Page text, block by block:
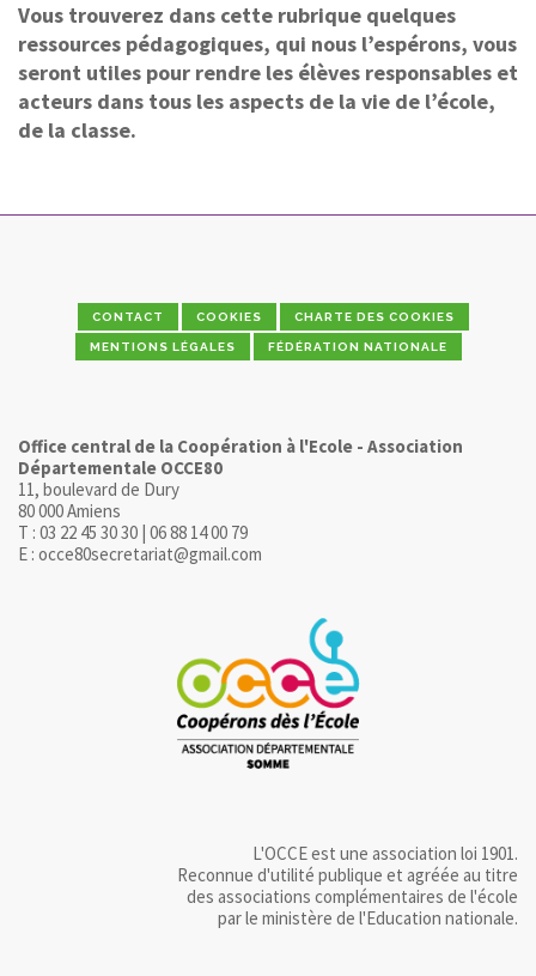
Vous trouverez dans cette rubrique quelques
ressources pédagogiques, qui nous l’espérons, vous
seront utiles pour rendre les élèves responsables et
acteurs dans tous les aspects de la vie de l’école,
de la classe.
CONTACT COOKIES CHARTE DES COOKIES
MENTIONS LÉGALES FÉDÉRATION NATIONALE
Office central de la Coopération à l'Ecole - Association
Départementale OCCE80
11, boulevard de Dury
80 000 Amiens
T : 03 22 45 30 30 | 06 88 14 00 79
E : occe80secretariat@gmail.com
L'OCCE est une association loi 1901.
Reconnue d'utilité publique et agréée au titre
des associations complémentaires de l'école
par le ministère de l'Education nationale.